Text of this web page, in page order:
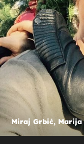
Miraj Grbić,